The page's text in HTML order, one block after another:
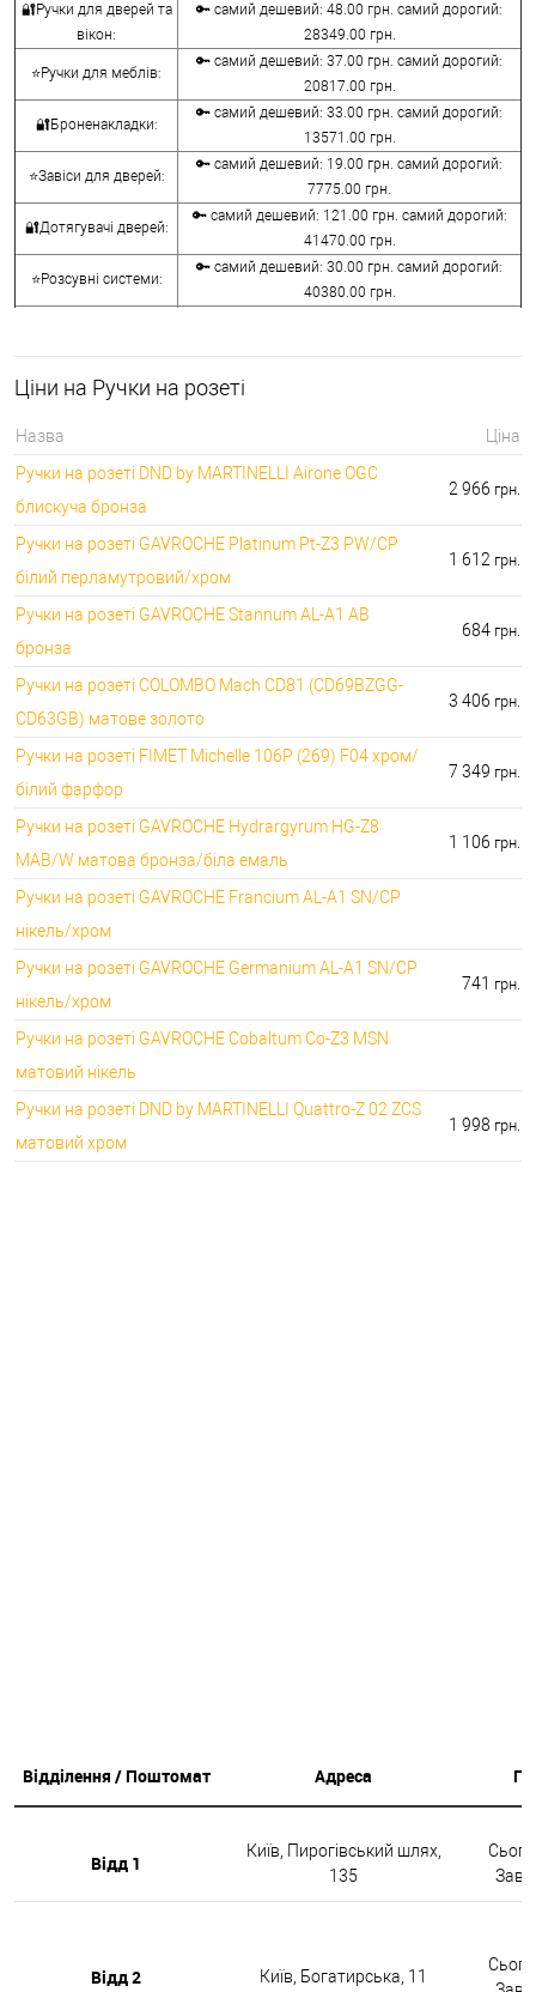
🔐Ручки для дверей та
вікон:
🔑 самий дешевий: 48.00 грн. самий дорогий:
28349.00 грн.
⭐Ручки для меблів:
🔑 самий дешевий: 37.00 грн. самий дорогий:
20817.00 грн.
🔐Броненакладки:
🔑 самий дешевий: 33.00 грн. самий дорогий:
13571.00 грн.
⭐Завіси для дверей:
🔑 самий дешевий: 19.00 грн. самий дорогий:
7775.00 грн.
🔐Дотягувачі дверей:
🔑 самий дешевий: 121.00 грн. самий дорогий:
41470.00 грн.
⭐Розсувні системи:
🔑 самий дешевий: 30.00 грн. самий дорогий:
40380.00 грн.
⭐Сейфи:
🔐Домофони:
⭐Сигналізація AJAX:
🔑 самий дешевий: грн. самий дорогий: грн.
Ціни на Ручки на розеті
Назва
Ціна
Ручки на розеті DND by MARTINELLI Aironе OGC
блискуча бронза
2 966 грн.
Ручки на розеті GAVROCHE Platinum Pt-Z3 PW/CP
білий перламутровий/хром
1 612 грн.
Ручки на розеті GAVROCHE Stannum AL-A1 AB
бронза
684 грн.
Ручки на розеті COLOMBO Mach CD81 (CD69BZGG-
CD63GB) матове золото
3 406 грн.
Ручки на розеті FIMET Michelle 106P (269) F04 хром/
білий фарфор
7 349 грн.
Ручки на розеті GAVROCHE Hydrargyrum HG-Z8
MAB/W матова бронза/біла емаль
1 106 грн.
Ручки на розеті GAVROCHE Francium AL-A1 SN/CP
нікель/хром
Ручки на розеті GAVROCHE Germanium AL-A1 SN/CP
нікель/хром
741 грн.
Ручки на розеті GAVROCHE Cobaltum Co-Z3 MSN
матовий нікель
Ручки на розеті DND by MARTINELLI Quattro-Z 02 ZCS
матовий хром
1 998 грн.
Відділення / Поштомат Адреса
Відд 1
Київ, Пирогівський шлях,
135
Відд 2 Київ, Богатирська, 11